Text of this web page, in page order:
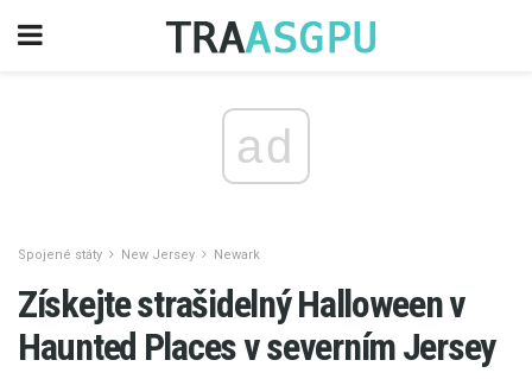
ad
Spojené státy New Jersey Newark
Získejte strašidelný Halloween v
Haunted Places v severním Jersey